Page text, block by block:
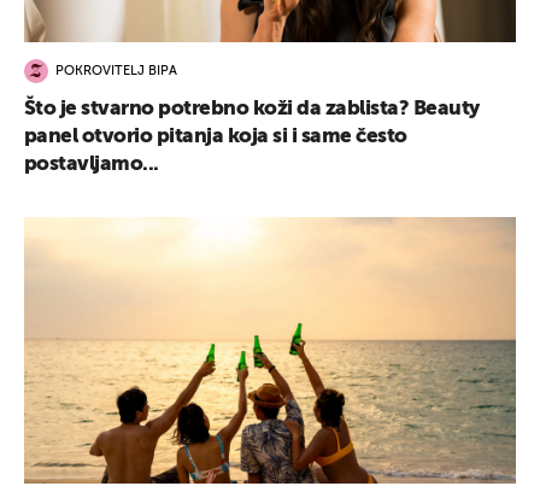
POKROVITELJ BIPA
Što je stvarno potrebno koži da zablista? Beauty
panel otvorio pitanja koja si i same često
postavljamo...